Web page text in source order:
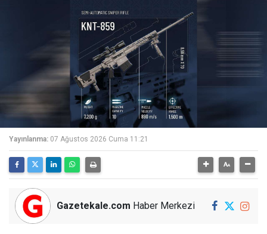
Yayınlanma: 07 Ağustos 2026 Cuma 11:21
Gazetekale.com Haber Merkezi